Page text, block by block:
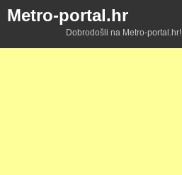
Metro-portal.hr
Dobrodošli na Metro-portal.hr!